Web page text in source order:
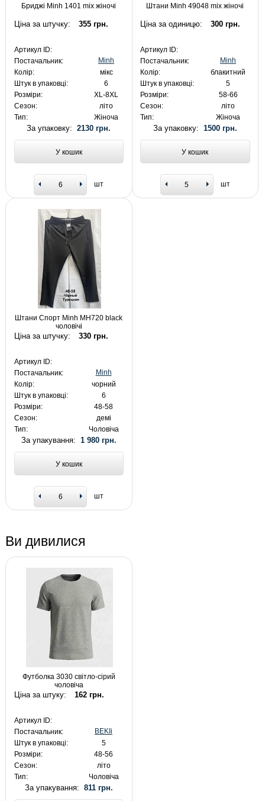
Бриджі Minh 1401 mix жіночі
Ціна за штучку: 355 грн.
Артикул ID:
Постачальник:
Minh
Колір:
мікс
Штук в упаковці:
6
Розміри:
XL-8XL
Сезон:
літо
Тип:
Жіноча
За упаковку:2130 грн.
У кошик
шт
Штани Minh 49048 mix жіночі
Ціна за одиницю: 300 грн.
Артикул ID:
Постачальник:
Minh
Колір:
блакитний
Штук в упаковці:
5
Розміри:
58-66
Сезон:
літо
Тип:
Жіноча
За упаковку: 1500 грн.
У кошик
шт
Штани Спорт Minh MH720 black
чоловічі
Ціна за штучку: 330 грн.
Артикул ID:
Постачальник:
Minh
Колір:
чорний
Штук в упаковці:
6
Розміри:
48-58
Сезон:
демі
Тип:
Чоловіча
За упакування: 1 980 грн.
У кошик
шт
Ви дивилися
Футболка 3030 світло-сірий
чоловіча
Ціна за штуку: 162 грн.
Артикул ID:
Постачальник:
BEKIi
Штук в упаковці:
5
Розміри:
48-56
Сезон:
літо
Тип:
Чоловіча
За упакування: 811 грн.